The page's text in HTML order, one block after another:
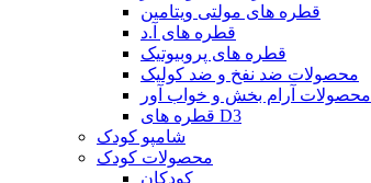
قطره های مولتی ویتامین
قطره های آ.د
قطره های پروبیوتیک
محصولات ضد نفخ و ضد کولیک
محصولات آرام بخش و خواب آور
قطره های D3
شامپو کودک
محصولات کودک
کودکان